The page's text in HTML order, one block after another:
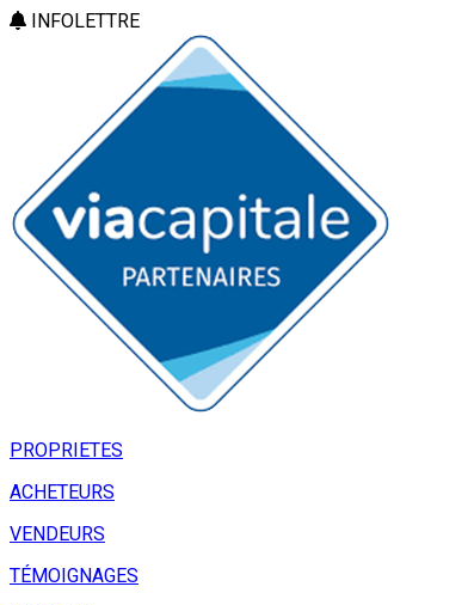
INFOLETTRE
PROPRIETES
ACHETEURS
VENDEURS
TÉMOIGNAGES